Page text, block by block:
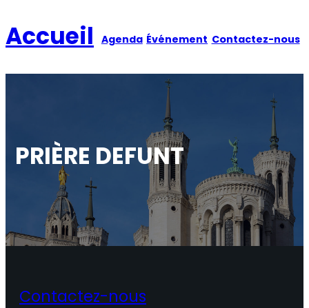
au
contenu
Accueil Agenda Événement Contactez-nous
PRIÈRE DEFUNT
Contactez-nous